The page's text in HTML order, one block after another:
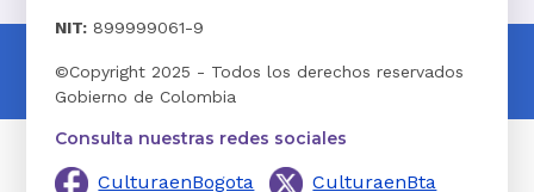
NIT: 899999061-9
©Copyright 2025 - Todos los derechos reservados
Gobierno de Colombia
Consulta nuestras redes sociales
CulturaenBogota
CulturaenBta